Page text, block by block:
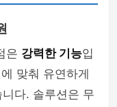
은 강력한 기능입
맞춰 유연하게
다. 솔루션은 무